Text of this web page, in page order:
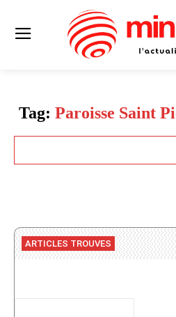
Tag: Paroisse Saint
ARTICLES TROUVES